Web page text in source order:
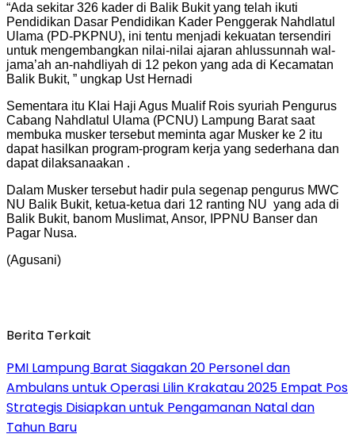
“Ada sekitar 326 kader di Balik Bukit yang telah ikuti
Pendidikan Dasar Pendidikan Kader Penggerak Nahdlatul
Ulama (PD-PKPNU), ini tentu menjadi kekuatan tersendiri
untuk mengembangkan nilai-nilai ajaran ahlussunnah wal-
jama’ah an-nahdliyah di 12 pekon yang ada di Kecamatan
Balik Bukit, ” ungkap Ust Hernadi
Sementara itu KIai Haji Agus Mualif Rois syuriah Pengurus
Cabang Nahdlatul Ulama (PCNU) Lampung Barat saat
membuka musker tersebut meminta agar Musker ke 2 itu
dapat hasilkan program-program kerja yang sederhana dan
dapat dilaksanaakan .
Dalam Musker tersebut hadir pula segenap pengurus MWC
NU Balik Bukit, ketua-ketua dari 12 ranting NU yang ada di
Balik Bukit, banom Muslimat, Ansor, IPPNU Banser dan
Pagar Nusa.
(Agusani)
Berita Terkait
PMI Lampung Barat Siagakan 20 Personel dan
Ambulans untuk Operasi Lilin Krakatau 2025 Empat Pos
Strategis Disiapkan untuk Pengamanan Natal dan
Tahun Baru